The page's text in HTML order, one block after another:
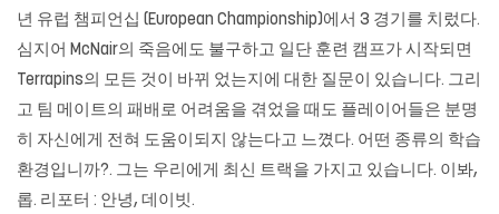
년 유럽 챔피언십 (European Championship)에서 3 경기를 치렀다.
심지어 McNair의 죽음에도 불구하고 일단 훈련 캠프가 시작되면
Terrapins의 모든 것이 바뀌 었는지에 대한 질문이 있습니다. 그리
고 팀 메이트의 패배로 어려움을 겪었을 때도 플레이어들은 분명
히 자신에게 전혀 도움이되지 않는다고 느꼈다. 어떤 종류의 학습
환경입니까?. 그는 우리에게 최신 트랙을 가지고 있습니다. 이봐,
롭. 리포터 : 안녕, 데이빗.